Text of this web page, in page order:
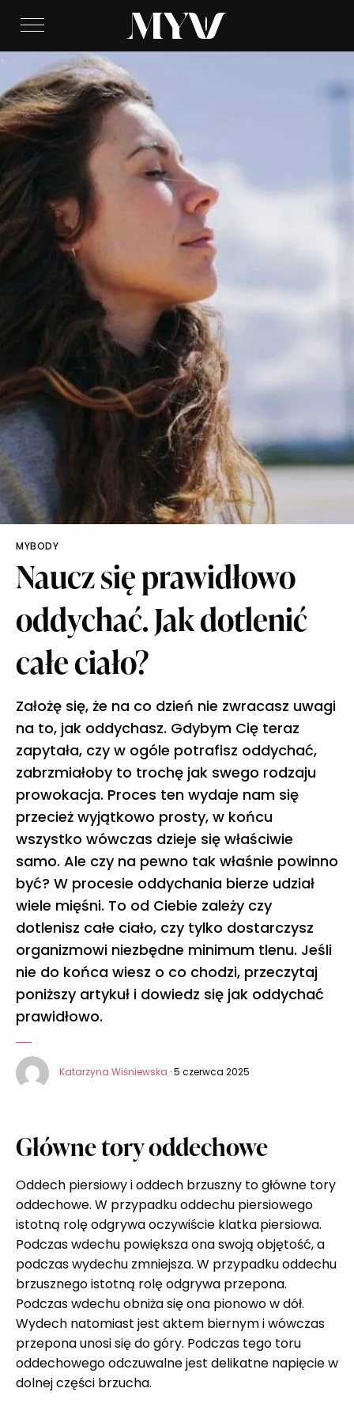
MYBODY
Naucz się prawidłowo
oddychać. Jak dotlenić
całe ciało?
Założę się, że na co dzień nie zwracasz uwagi
na to, jak oddychasz. Gdybym Cię teraz
zapytała, czy w ogóle potrafisz oddychać,
zabrzmiałoby to trochę jak swego rodzaju
prowokacja. Proces ten wydaje nam się
przecież wyjątkowo prosty, w końcu
wszystko wówczas dzieje się właściwie
samo. Ale czy na pewno tak właśnie powinno
być? W procesie oddychania bierze udział
wiele mięśni. To od Ciebie zależy czy
dotlenisz całe ciało, czy tylko dostarczysz
organizmowi niezbędne minimum tlenu. Jeśli
nie do końca wiesz o co chodzi, przeczytaj
poniższy artykuł i dowiedz się jak oddychać
prawidłowo.
Katarzyna Wiśniewska · 5 czerwca 2025
Główne tory oddechowe
Oddech piersiowy i oddech brzuszny to główne tory
oddechowe. W przypadku oddechu piersiowego
istotną rolę odgrywa oczywiście klatka piersiowa.
Podczas wdechu powiększa ona swoją objętość, a
podczas wydechu zmniejsza. W przypadku oddechu
brzusznego istotną rolę odgrywa przepona.
Podczas wdechu obniża się ona pionowo w dół.
Wydech natomiast jest aktem biernym i wówczas
przepona unosi się do góry. Podczas tego toru
oddechowego odczuwalne jest delikatne napięcie w
dolnej części brzucha.